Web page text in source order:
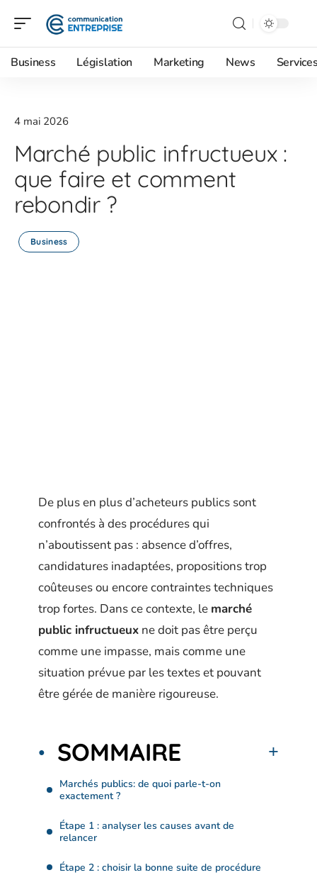
Business Législation Marketing News
4 mai 2026
Marché public infructueux :
que faire et comment
rebondir ?
Business
De plus en plus d’acheteurs publics sont
confrontés à des procédures qui
n’aboutissent pas : absence d’offres,
candidatures inadaptées, propositions trop
coûteuses ou encore contraintes techniques
trop fortes. Dans ce contexte, le marché
public infructueux ne doit pas être perçu
comme une impasse, mais comme une
situation prévue par les textes et pouvant
être gérée de manière rigoureuse.
SOMMAIRE
Marchés publics: de quoi parle-t-on
exactement ?
Étape 1 : analyser les causes avant de
relancer
Étape 2 : choisir la bonne suite de procédure